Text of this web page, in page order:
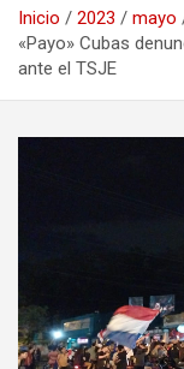
Inicio 2023 mayo
«Payo» Cubas
ante el TSJE